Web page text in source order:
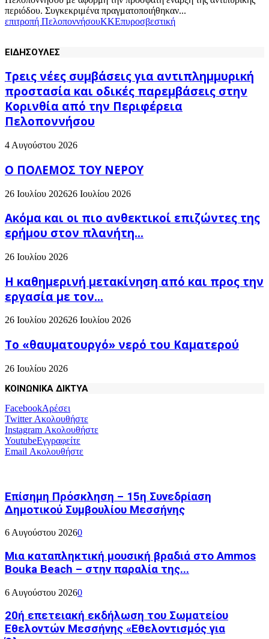
περιόδου. Συγκεκριμένα πραγματοποιήθηκαν...
επιτροπή ΠελοποννήσουΚΚΕπυροσβεστική
ΕΙΔΗΣΟΥΛΕΣ
Τρεις νέες συμβάσεις για αντιπλημμυρική
προστασία και οδικές παρεμβάσεις στην
Κορινθία από την Περιφέρεια
Πελοποννήσου
4 Αυγούστου 2026
Ο ΠΟΛΕΜΟΣ ΤΟΥ ΝΕΡΟΥ
26 Ιουλίου 202626 Ιουλίου 2026
Ακόμα και οι πιο ανθεκτικοί επιζώντες της
ερήμου στον πλανήτη...
26 Ιουλίου 2026
H καθημερινή μετακίνηση από και προς την
εργασία με τον...
26 Ιουλίου 202626 Ιουλίου 2026
Το «θαυματουργό» νερό του Καματερού
26 Ιουλίου 2026
ΚΟΙΝΩΝΙΚΑ ΔΙΚΤΥΑ
FacebookΑρέσει
TwitterΑκολουθήστε
Instagram Ακολουθήστε
YoutubeΕγγραφείτε
Email Ακολουθήστε
Επίσημη Πρόσκληση – 15η Συνεδρίαση
Δημοτικού Συμβουλίου Μεσσήνης
6 Αυγούστου 20260
Μια καταπληκτική μουσική βραδιά στο Ammos
Bouka Beach – στην παραλία της...
6 Αυγούστου 20260
20ή επετειακή εκδήλωση του Σωματείου
Εθελοντών Μεσσήνης «Εθελοντισμός για